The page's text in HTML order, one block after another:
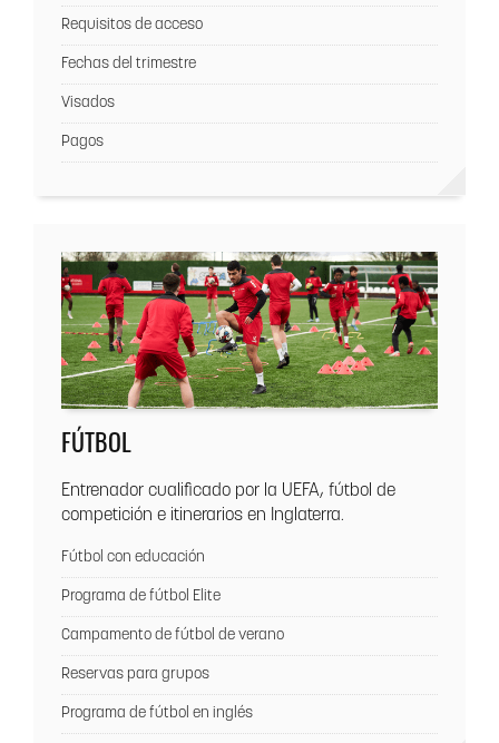
Requisitos de acceso
Fechas del trimestre
Visados
Pagos
FÚTBOL
Entrenador cualificado por la UEFA, fútbol de
competición e itinerarios en Inglaterra.
Fútbol con educación
Programa de fútbol Elite
Campamento de fútbol de verano
Reservas para grupos
Programa de fútbol en inglés